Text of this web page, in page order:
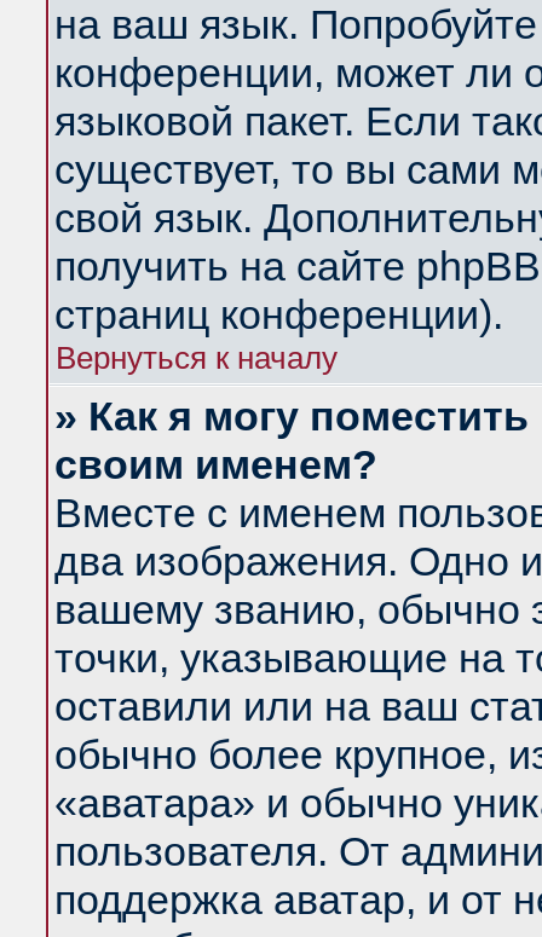
на ваш язык.
конференции, может ли
языковой пакет. Если
существует, то вы сами
свой язык.
получить на сайте
страниц конференции).
Вернуться к началу
» Как я могу
своим именем?
Вместе с именем
два изображения. Одно
вашему званию, обычно
точки, указывающие на
оставили или на ваш
обычно более крупное,
«аватара» и обычно
пользователя. От
поддержка аватар, и от